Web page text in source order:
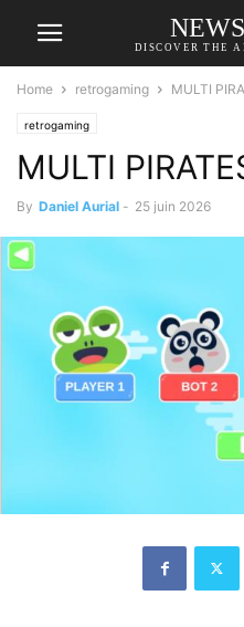
DISCOVER THE
Home retrogaming MULTI
retrogaming
MULTI
By Daniel Aurial - 25 juin 2026